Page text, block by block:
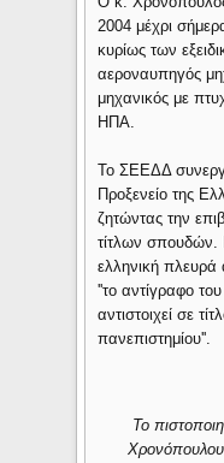
2004 μέχρι
κυρίως των
αεροναυπηγός
μηχανικός με
ΗΠΑ.
Το ΣΕΕΔΔ
Προξενείο της
ζητώντας την
τίτλων
ελληνική πλευρά
''το αντίγραφο
αντιστοιχεί σε
πανεπιστημίου''.
Το
Χρονόπουλου